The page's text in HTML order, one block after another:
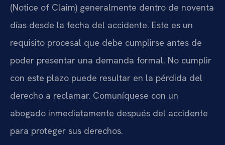
(Notice of Claim) generalmente dentro de noventa
días desde la fecha del accidente. Este es un
requisito procesal que debe cumplirse antes de
poder presentar una demanda formal. No cumplir
con este plazo puede resultar en la pérdida del
derecho a reclamar. Comuníquese con un
abogado inmediatamente después del accidente
para proteger sus derechos.